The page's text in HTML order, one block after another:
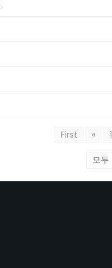
First « 1